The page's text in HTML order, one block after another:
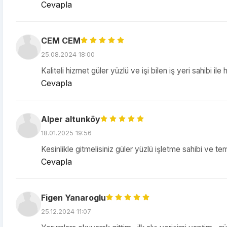
Cevapla
CEM CEM
25.08.2024 18:00
Kaliteli hizmet güler yüzlü ve işi bilen iş yeri sahibi ile
Cevapla
Alper altunköy
18.01.2025 19:56
Kesinlikle gitmelisiniz güler yüzlü işletme sahibi ve
Cevapla
Figen Yanaroglu
25.12.2024 11:07